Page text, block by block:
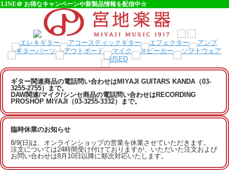
LINE＠ お得なキャンペーンや新製品情報を配信中☆
ギター関連商品の電話問い合わせはMIYAJI GUITARS KANDA（03-
3255-2755）まで。
DAW関連/マイク/シンセ商品の電話問い合わせはRECORDING
PROSHOP MIYAJI（03-3255-3332）まで。
臨時休業のお知らせ
8/9(日)は、オンラインショップの営業を休業させていただきます。
注文については24時間受け付けておりますが、いただいた注文および
お問い合わせは8月10日以降に順次対応いたします。